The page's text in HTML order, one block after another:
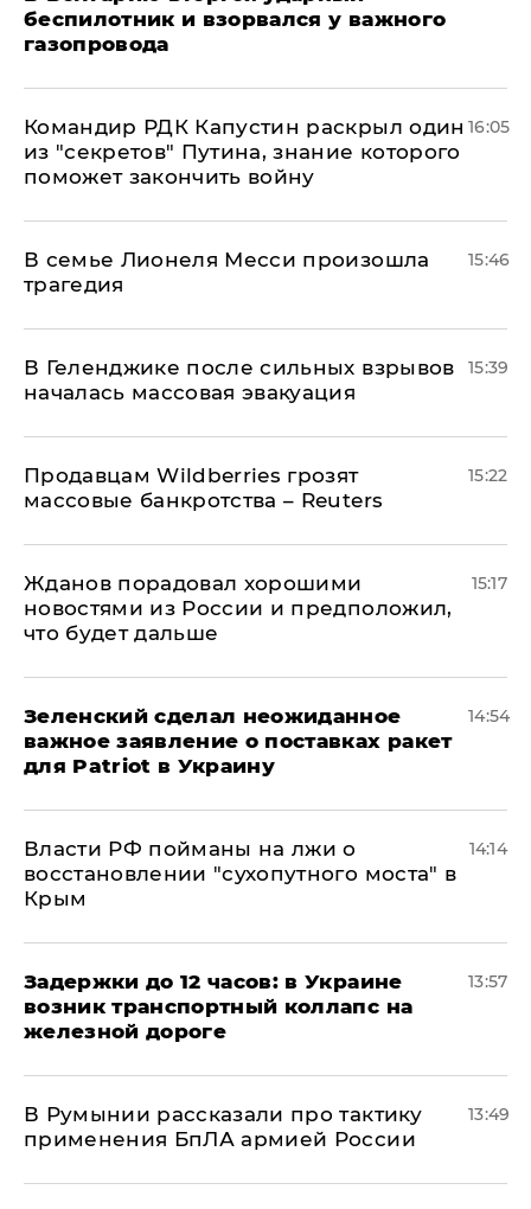
беспилотник и взорвался у важного
газопровода
Командир РДК Капустин раскрыл один
из "секретов" Путина, знание которого
поможет закончить войну
16:05
В семье Лионеля Месси произошла
трагедия
15:46
В Геленджике после сильных взрывов
началась массовая эвакуация
15:39
Продавцам Wildberries грозят
массовые банкротства – Reuters
15:22
Жданов порадовал хорошими
новостями из России и предположил,
что будет дальше
15:17
Зеленский сделал неожиданное
важное заявление о поставках ракет
для Patriot в Украину
14:54
Власти РФ пойманы на лжи о
восстановлении "сухопутного моста" в
Крым
14:14
Задержки до 12 часов: в Украине
возник транспортный коллапс на
железной дороге
13:57
В Румынии рассказали про тактику
применения БпЛА армией России
13:49